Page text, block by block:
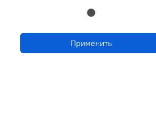
Применить